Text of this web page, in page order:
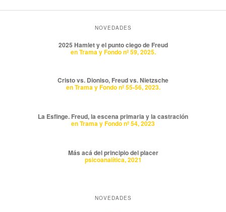
NOVEDADES
2025 Hamlet y el punto ciego de Freud
en Trama y Fondo nº 59, 2025.
Cristo vs. Dioniso, Freud vs. Nietzsche
en Trama y Fondo nº 55-56, 2023.
La Esfinge. Freud, la escena primaria y la castración
en Trama y Fondo nº 54, 2023
Más acá del principio del placer
psicoanalítica, 2021
NOVEDADES